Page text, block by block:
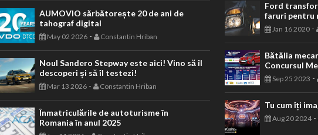
AUMOVIO sărbătorește 20 de ani de
tahograf digital
May 02 2026 - Constantin Hriban
Noul Sandero Stepway este aici! Vino să îl
descoperi și să îl testezi!
Mar 13 2026 - Constantin Hriban
Înmatriculările de autoturisme în
Romania în anul 2025
Ford
faruri pentru
Jan 16 2020-
Bătălia
Concursul
Sep 25 2023 -
Tu cum îți
Aug 20 2024-